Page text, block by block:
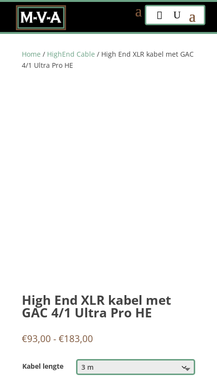
Home / HighEnd Cable / High End XLR kabel met GAC
4/1 Ultra Pro HE
High End XLR kabel met
GAC 4/1 Ultra Pro HE
€93,00 - €183,00Prijsklasse:
tot
€183,00
Kabel lengte